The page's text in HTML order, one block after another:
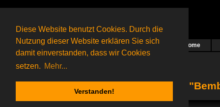
Diese Website benutzt Cookies. Durch die
Nutzung dieser Website erklären Sie sich
damit einverstanden, dass wir Cookies
setzen. Mehr...
Verstanden!
Das nächste Rätsel ist in Arbeit Home
28 Gagolganeronline(0 registrierte und 28 Gäste)
Gagolganer:
9732Rätsel online:
Bildergalerie